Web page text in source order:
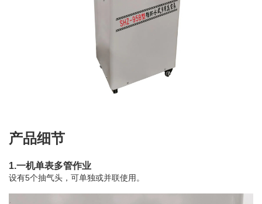
产品细节
1.一机单表多管作业
设有5个抽气头，可单独或并联使用。